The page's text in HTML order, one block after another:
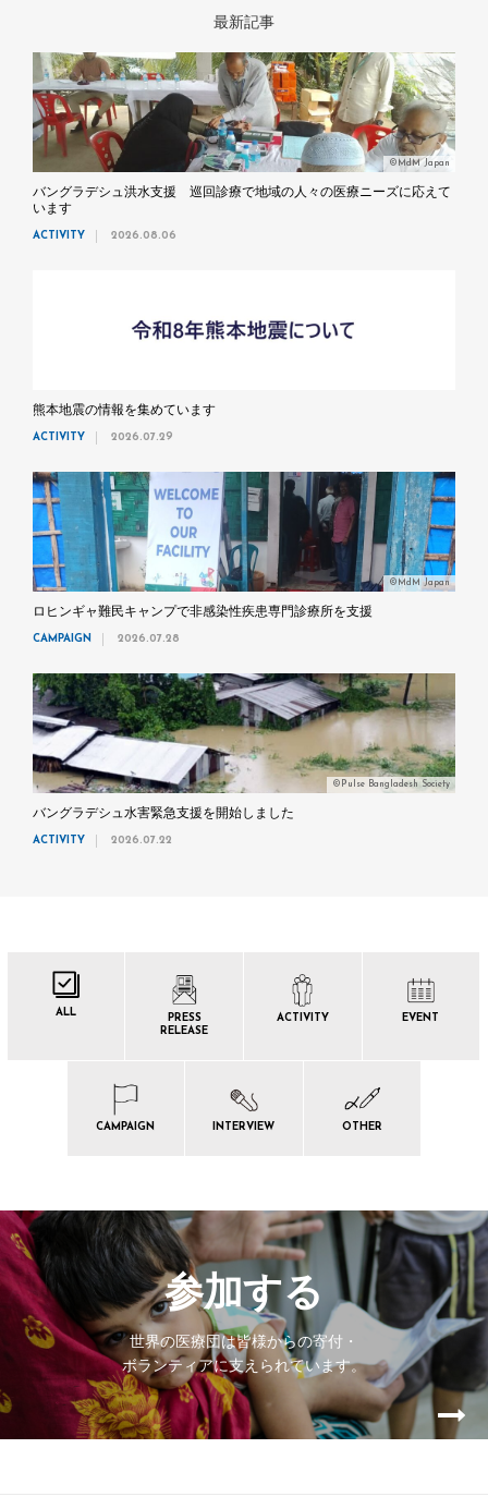
最新記事
©MdM Japan
バングラデシュ洪水支援 巡回診療で地域の人々の医療ニーズに応えて
います
ACTIVITY 2026.08.06
熊本地震の情報を集めています
ACTIVITY 2026.07.29
©MdM Japan
ロヒンギャ難民キャンプで非感染性疾患専門診療所を支援
CAMPAIGN 2026.07.28
©Pulse Bangladesh Society
バングラデシュ水害緊急支援を開始しました
ACTIVITY 2026.07.22
ALL
PRESS
RELEASE
ACTIVITY EVENT
CAMPAIGN INTERVIEW OTHER
参加する
世界の医療団は皆様からの寄付・
ボランティアに支えられています。